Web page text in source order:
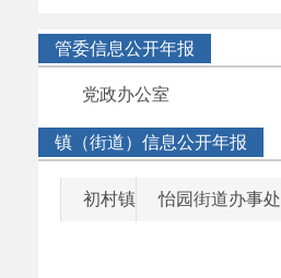
管委信息公开年报
党政办公室
镇（街道）信息公开年报
初村镇 怡园街道办事处